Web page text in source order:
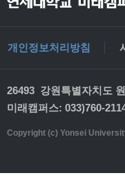
개인정보처리방침
26493 강원특별자치도
미래캠퍼스: 033)760-
Copyright (c) Yonsei